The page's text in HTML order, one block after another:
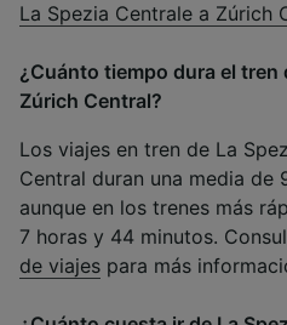
La Spezia Centrale a Zúrich
¿Cuánto tiempo dura el tren
Zúrich Central?
Los viajes en tren de La
Central duran una media de
aunque en los trenes más
7 horas y 44 minutos.
de viajes para más